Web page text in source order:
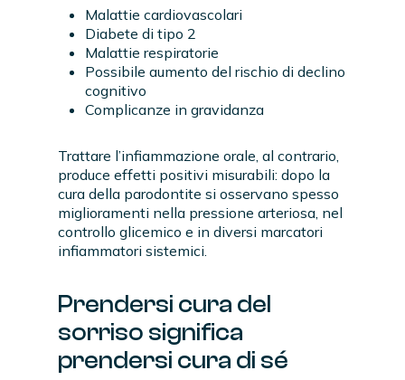
Malattie cardiovascolari
Diabete di tipo 2
Malattie respiratorie
Possibile aumento del rischio di declino
cognitivo
Complicanze in gravidanza
Trattare l’infiammazione orale, al contrario,
produce effetti positivi misurabili: dopo la
cura della parodontite si osservano spesso
miglioramenti nella pressione arteriosa, nel
controllo glicemico e in diversi marcatori
infiammatori sistemici.
Prendersi cura del
sorriso significa
prendersi cura di sé